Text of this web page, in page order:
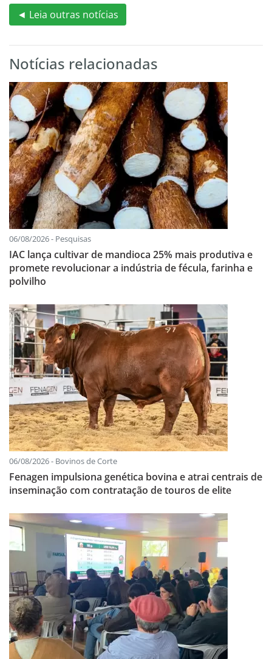
◄ Leia outras notícias
Notícias relacionadas
06/08/2026 - Pesquisas
IAC lança cultivar de mandioca 25% mais produtiva e
promete revolucionar a indústria de fécula, farinha e
polvilho
06/08/2026 - Bovinos de Corte
Fenagen impulsiona genética bovina e atrai centrais de
inseminação com contratação de touros de elite